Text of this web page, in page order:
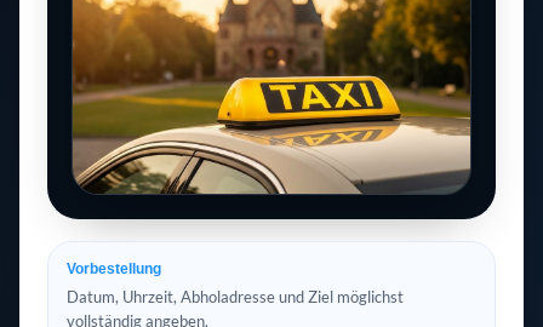
Vorbestellung
Datum, Uhrzeit, Abholadresse und Ziel möglichst
vollständig angeben.